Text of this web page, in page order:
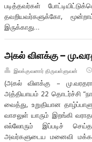
படித்தவர்கள்
தவறியவர்களுக்கோ,
இருக்காது…
அகல் விளக்கு –
இலக்குவனார் திருவள்ளுவன்
(அகல் விளக்கு –
அத்தியாயம் 22 தொடர்ச்சி
வைத்து, உறுதியான
வாசலுள் யாரும் இறங்கி
எல்லோரும் இப்படிச்
அவர்களுடைய மனைவி